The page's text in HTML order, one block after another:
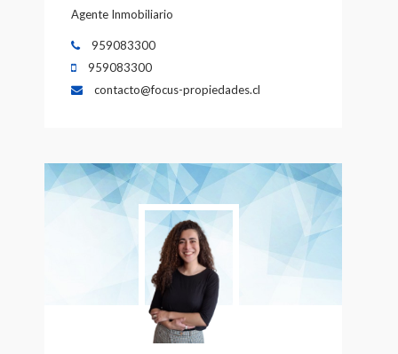
Agente Inmobiliario
959083300
959083300
contacto@focus-propiedades.cl